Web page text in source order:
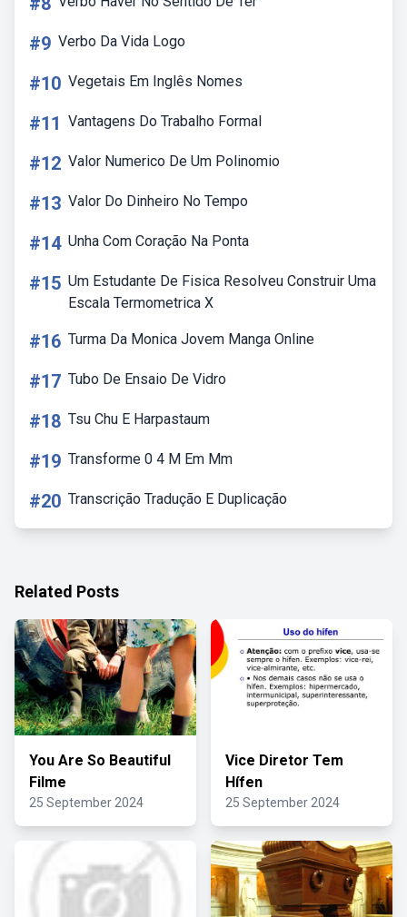
#9 Verbo Da Vida Logo
#10 Vegetais Em Inglês Nomes
#11 Vantagens Do Trabalho Formal
#12 Valor Numerico De Um Polinomio
#13 Valor Do Dinheiro No Tempo
#14 Unha Com Coração Na Ponta
#15 Um Estudante De Fisica Resolveu Construir Uma
Escala Termometrica X
#16 Turma Da Monica Jovem Manga Online
#17 Tubo De Ensaio De Vidro
#18 Tsu Chu E Harpastaum
#19 Transforme 0 4 M Em Mm
#20 Transcrição Tradução E Duplicação
Related Posts
You Are So Beautiful
Filme
25 September 2024
Vice Diretor Tem
Hífen
25 September 2024